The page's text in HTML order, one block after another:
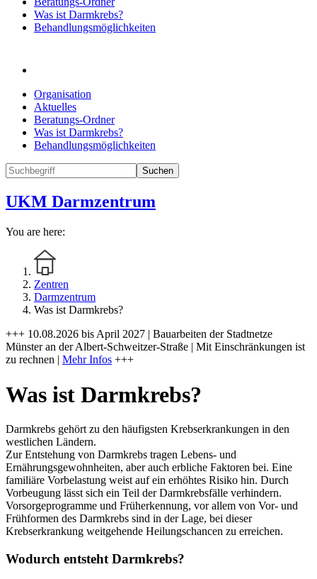
Was ist Darmkrebs?
Behandlungsmöglichkeiten
Organisation
Aktuelles
Beratungs-Ordner
Was ist Darmkrebs?
Behandlungsmöglichkeiten
Suchen
UKM Darmzentrum
You are here:
Zentren
Darmzentrum
Was ist Darmkrebs?
+++ 10.08.2026 bis April 2027 | Bauarbeiten der Stadtnetze
Münster an der Albert-Schweitzer-Straße | Mit Einschränkungen ist
zu rechnen | Mehr Infos +++
Was ist Darmkrebs?
Darmkrebs gehört zu den häufigsten Krebserkrankungen in den
westlichen Ländern.
Zur Entstehung von Darmkrebs tragen Lebens- und
Ernährungsgewohnheiten, aber auch erbliche Faktoren bei. Eine
familiäre Vorbelastung weist auf ein erhöhtes Risiko hin. Durch
Vorbeugung lässt sich ein Teil der Darmkrebsfälle verhindern.
Vorsorgeprogramme und Früherkennung, vor allem von Vor- und
Frühformen des Darmkrebs sind in der Lage, bei dieser
Krebserkrankung weitgehende Heilungschancen zu erreichen.
Wodurch entsteht Darmkrebs?